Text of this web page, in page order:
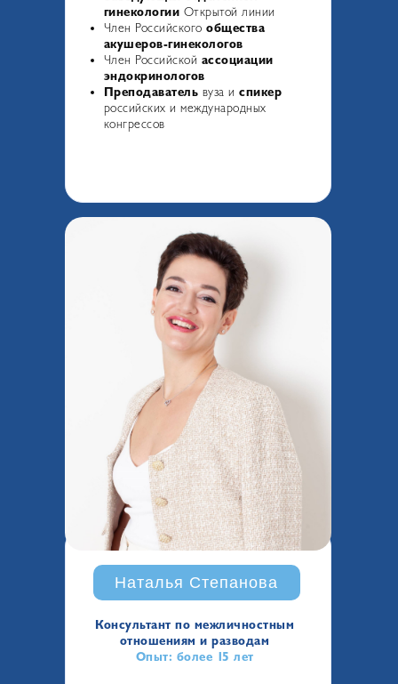
гинекологии Открытой линии
Член Российского общества
акушеров-гинекологов
Член Российской ассоциации
эндокринологов
Преподаватель вуза и спикер
российских и международных
конгрессов
Наталья Степанова
Консультант по межличностным
отношениям и разводам
Опыт: более 15 лет